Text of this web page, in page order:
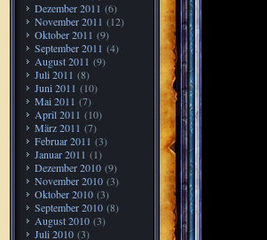
Dezember 2011 (6)
November 2011 (12)
Oktober 2011 (9)
September 2011 (4)
August 2011 (9)
Juli 2011 (8)
Juni 2011 (10)
Mai 2011 (7)
April 2011 (10)
März 2011 (7)
Februar 2011 (3)
Januar 2011 (1)
Dezember 2010 (9)
November 2010 (3)
Oktober 2010 (3)
September 2010 (8)
August 2010 (3)
Juli 2010 (3)